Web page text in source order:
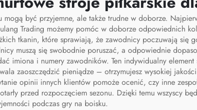
na
mogą być przyjemne, ale także trudne w doborze.
Trading możemy pomóc w doborze odpowiednich
tkanin, które sprawiają, że zawodnicy poczuwają się
muszą się swobodnie poruszać, a odpowiednie
imiona i numery zawodników. Ten indywidualny
zaoszczędzić pieniądze – otrzymujesz wysokiej
opinii innych klientów pomoże ocenić, czy inne
przed rozpoczęciem sezonu. Dzięki temu wszyscy
podczas gry na boisku.